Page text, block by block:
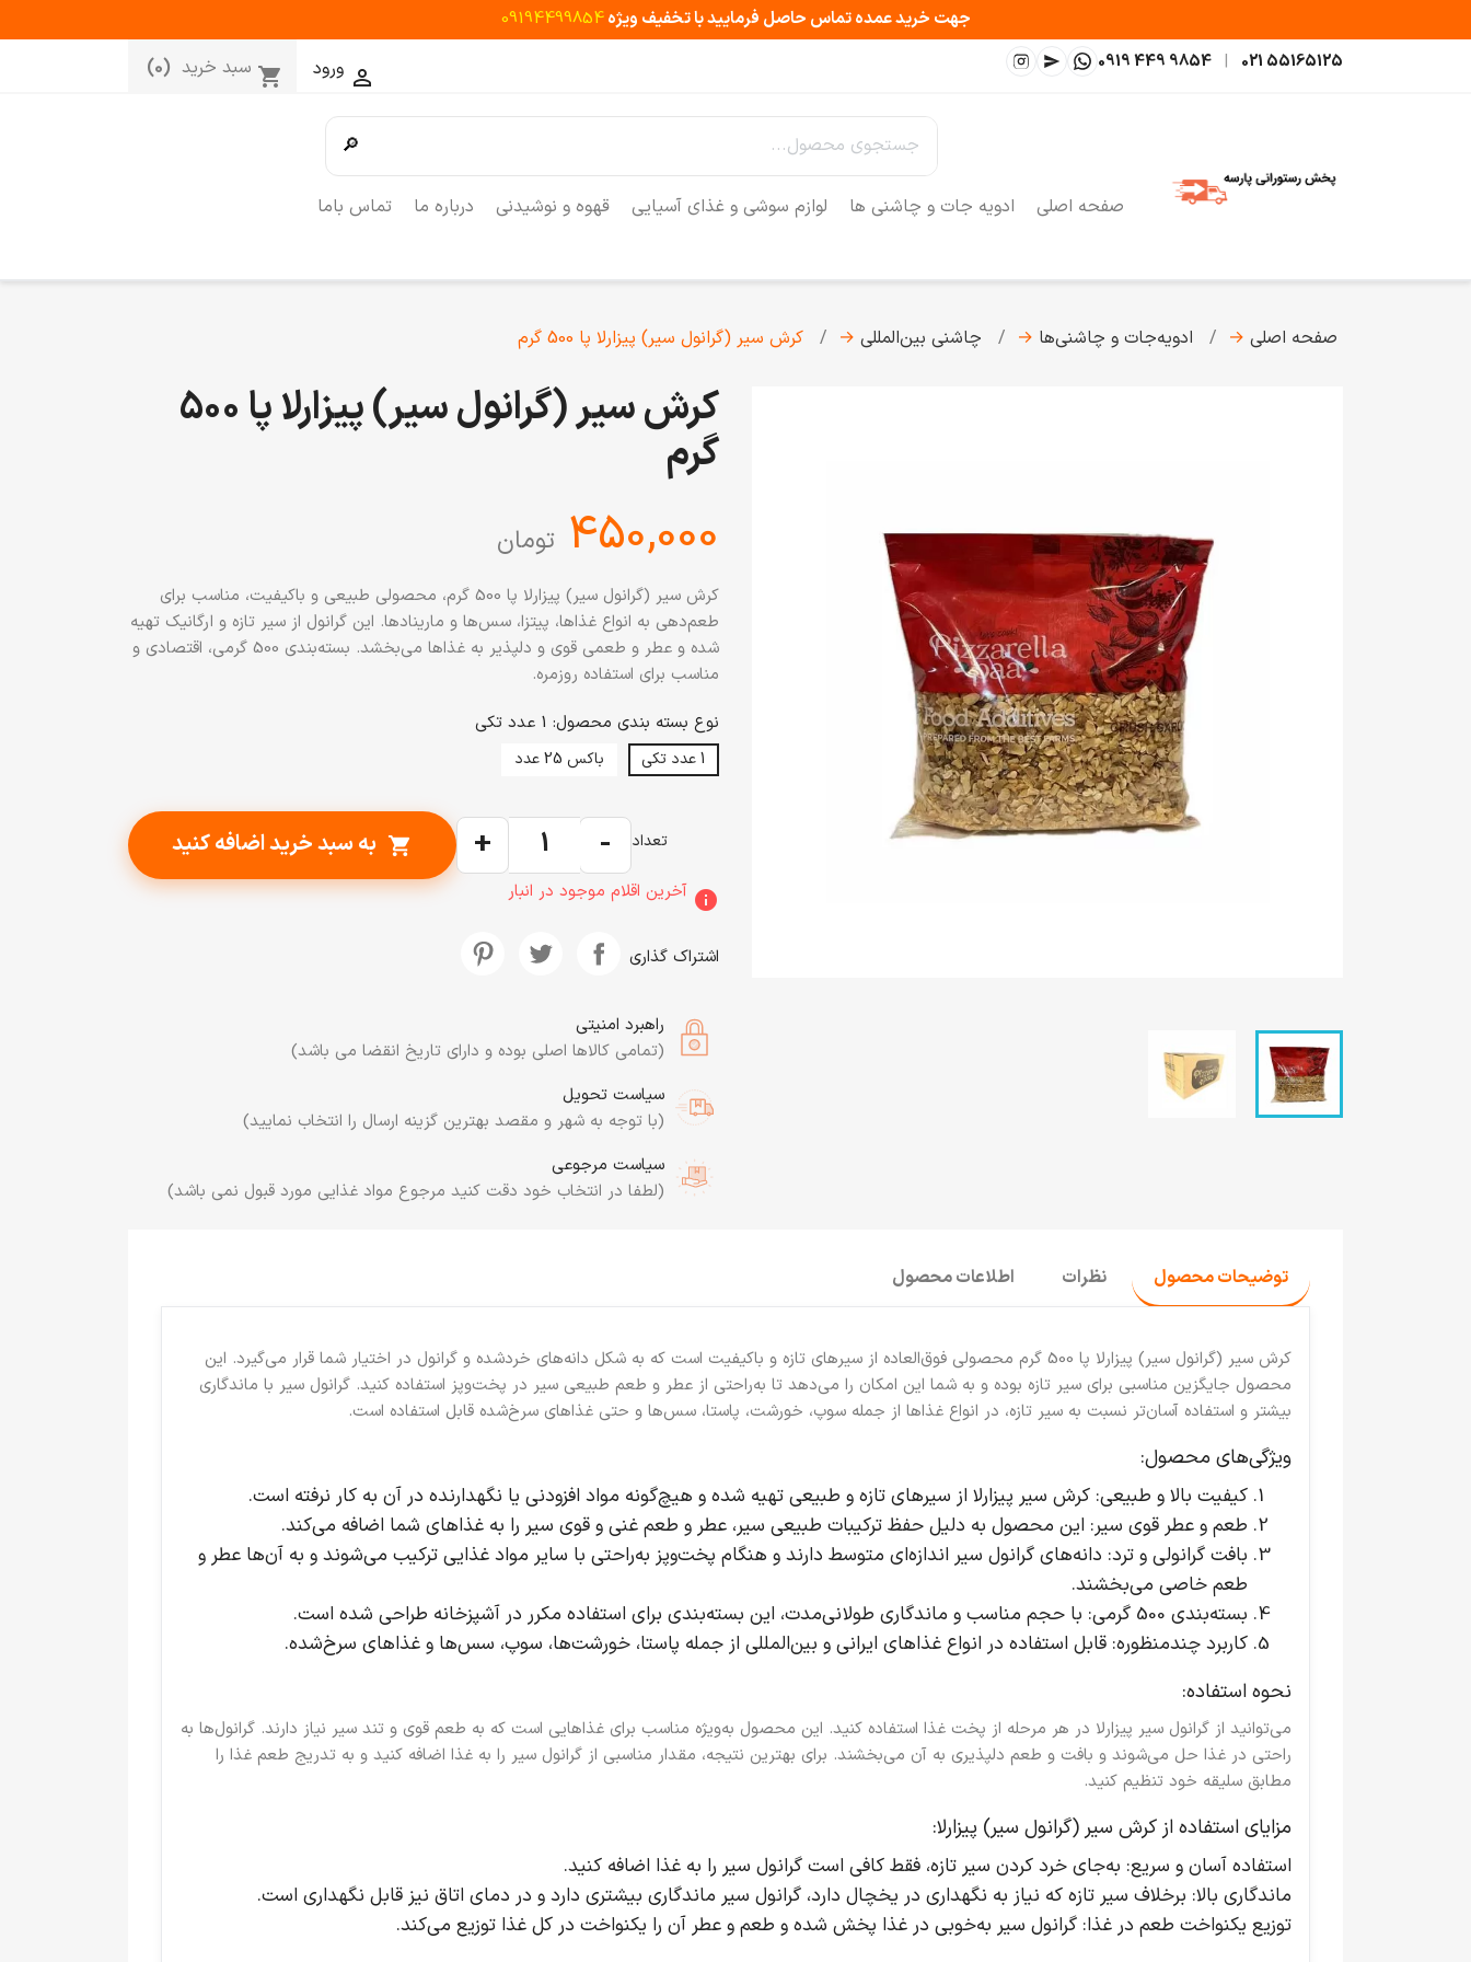
جهت خرید عمده تماس حاصل فرمایید با تخفیف ویژه09194499854
021 55165125
|
0919 449 9854
 ورود shopping_cart سبد خرید (0)
🔎
صفحه اصلی ادویه جات و چاشنی ها لوازم سوشی و غذای آسیایی قهوه و نوشیدنی درباره ما تماس باما
صفحه اصلی → ادویه‌جات و چاشنی‌ها → چاشنی‌ بین‌المللی → کرش سیر (گرانول سیر) پیزارلا پا 500 گرم
کرش سیر (گرانول سیر) پیزارلا پا 500
گرم
‎450,000 تومان
کرش سیر (گرانول سیر) پیزارلا پا 500 گرم، محصولی طبیعی و باکیفیت، مناسب برای
طعم‌دهی به انواع غذاها، پیتزا، سس‌ها و مارینادها. این گرانول از سیر تازه و ارگانیک تهیه
شده و عطر و طعمی قوی و دلپذیر به غذاها می‌بخشد. بسته‌بندی 500 گرمی، اقتصادی و
مناسب برای استفاده روزمره.
نوع بسته بندی محصول: 1 عدد تکی
1 عدد تکی باکس 25 عدد
تعداد -
+
shopping_cart به سبد خرید اضافه کنید
info آخرین اقلام موجود در انبار
اشتراک گذاری
راهبرد امنیتی
(تمامی کالاها اصلی بوده و دارای تاریخ انقضا می باشد)
سیاست تحویل
(با توجه به شهر و مقصد بهترین گزینه ارسال را انتخاب نمایید)
سیاست مرجوعی
(لطفا در انتخاب خود دقت کنید مرجوع مواد غذایی مورد قبول نمی باشد)
توضیحات محصول نظرات اطلاعات محصول
کرش سیر (گرانول سیر) پیزارلا پا 500 گرم
محصولی فوق‌العاده از سیرهای تازه و باکیفیت است که به شکل دانه‌های خردشده و گرانول در اختیار شما قرار می‌گیرد. این
محصول جایگزین مناسبی برای سیر تازه بوده و به شما این امکان را می‌دهد تا به‌راحتی از عطر و طعم طبیعی سیر در پخت‌وپز استفاده کنید. گرانول سیر با ماندگاری
بیشتر و استفاده آسان‌تر نسبت به سیر تازه، در انواع غذاها از جمله سوپ، خورشت، پاستا، سس‌ها و حتی غذاهای سرخ‌شده قابل استفاده است.
ویژگی‌های محصول:
کیفیت بالا و طبیعی: کرش سیر پیزارلا از سیرهای تازه و طبیعی تهیه شده و هیچ‌گونه مواد افزودنی یا نگهدارنده در آن به کار نرفته است.
طعم و عطر قوی سیر: این محصول به دلیل حفظ ترکیبات طبیعی سیر، عطر و طعم غنی و قوی سیر را به غذاهای شما اضافه می‌کند.
بافت گرانولی و ترد: دانه‌های گرانول سیر اندازه‌ای متوسط دارند و هنگام پخت‌وپز به‌راحتی با سایر مواد غذایی ترکیب می‌شوند و به آن‌ها عطر و
طعم خاصی می‌بخشند.
بسته‌بندی 500 گرمی
: با حجم مناسب و ماندگاری طولانی‌مدت، این بسته‌بندی برای استفاده مکرر در آشپزخانه طراحی شده است.
کاربرد چندمنظوره: قابل استفاده در انواع غذاهای ایرانی و بین‌المللی از جمله پاستا، خورشت‌ها، سوپ، سس‌ها و غذاهای سرخ‌شده.
نحوه استفاده:
می‌توانید از گرانول سیر پیزارلا در هر مرحله از پخت غذا استفاده کنید. این محصول به‌ویژه مناسب برای غذاهایی است که به طعم قوی و تند سیر نیاز دارند. گرانول‌ها به
راحتی در غذا حل می‌شوند و بافت و طعم دلپذیری به آن می‌بخشند. برای بهترین نتیجه، مقدار مناسبی از گرانول سیر را به غذا اضافه کنید و به تدریج طعم غذا را
مطابق سلیقه خود تنظیم کنید.
مزایای استفاده از کرش سیر (گرانول سیر) پیزارلا:
استفاده آسان و سریع: به‌جای خرد کردن سیر تازه، فقط کافی است گرانول سیر را به غذا اضافه کنید.
ماندگاری بالا: برخلاف سیر تازه که نیاز به نگهداری در یخچال دارد، گرانول سیر ماندگاری بیشتری دارد و در دمای اتاق نیز قابل نگهداری است.
توزیع یکنواخت طعم در غذا: گرانول سیر به‌خوبی در غذا پخش شده و طعم و عطر آن را یکنواخت در کل غذا توزیع می‌کند.